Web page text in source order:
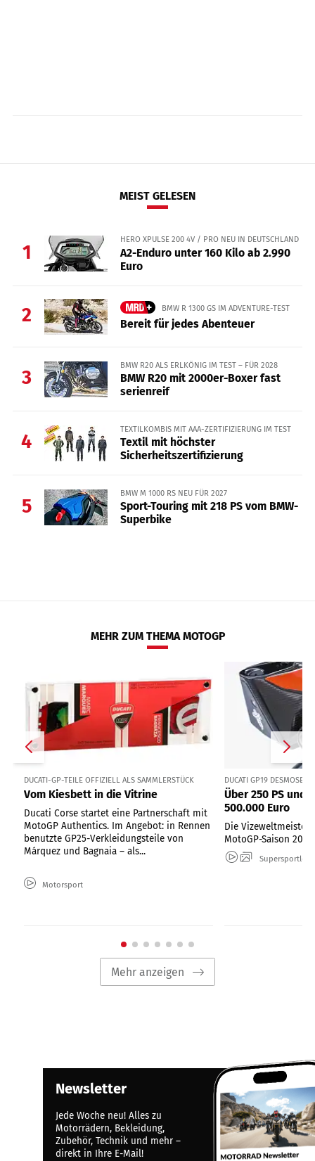
MEIST GELESEN
1
HERO XPULSE 200 4V / PRO NEU IN DEUTSCHLAND
A2-Enduro unter 160 Kilo ab 2.990
Euro
2 BMW R 1300 GS IM ADVENTURE-TEST
Bereit für jedes Abenteuer
3
BMW R20 ALS ERLKÖNIG IM TEST – FÜR 2028
BMW R20 mit 2000er-Boxer fast
serienreif
4
TEXTILKOMBIS MIT AAA-ZERTIFIZIERUNG IM TEST
Textil mit höchster
Sicherheitszertifizierung
5
BMW M 1000 RS NEU FÜR 2027
Sport-Touring mit 218 PS vom BMW-
Superbike
MEHR ZUM THEMA MOTOGP
DUCATI-GP-TEILE OFFIZIELL ALS SAMMLERSTÜCK
Vom Kiesbett in die Vitrine
Ducati Corse startet eine Partnerschaft mit
MotoGP Authentics. Im Angebot: in Rennen
benutzte GP25-Verkleidungsteile von
Márquez und Bagnaia – als...
Motorsport
DUCATI GP19
Über 250 PS und
500.000 Euro
Die
MotoGP-Saison
Supersportler
Mehr anzeigen
Newsletter
Jede Woche neu! Alles zu
Motorrädern, Bekleidung,
Zubehör, Technik und mehr –
direkt in Ihre E-Mail!